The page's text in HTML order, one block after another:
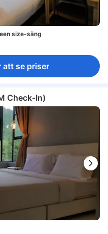
size-säng
att se priser
Check-In)